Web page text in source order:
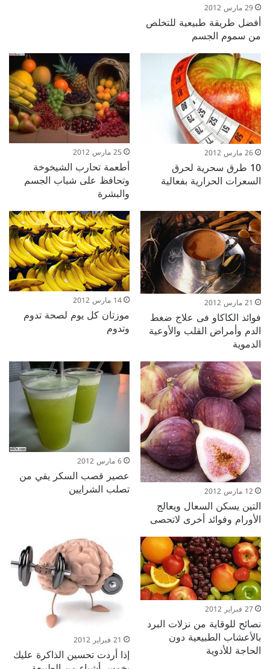
29 مارس 2012
أفضل طريقة طبيعية للتخلص
من سموم الجسم
26 مارس 2012
10 طرق سحرية لحرق
السعرات الحرارية بفعالية
25 مارس 2012
أطعمة تحارب الشيخوخة
وتحافظ على شباب الجسم
والبشرة
21 مارس 2012
فوائد الكاكاو فى علاج ضغط
الدم وأمراض القلب والأوعية
الدموية
14 مارس 2012
موزتان كل يوم لصحة تدوم
وتدوم
12 مارس 2012
التين يسكن السعال ويعالج
الأورام وفوائد أخرى لاتحصى
6 مارس 2012
عصير قصب السكر يقي من
تصلب الشرايين
27 فبراير 2012
نصائح للوقاية من نزلات البرد
بالأعشاب الطبيعية دون
الحاجة للأدوية
21 فبراير 2012
إذا أردت تحسين الذاكرة عليك